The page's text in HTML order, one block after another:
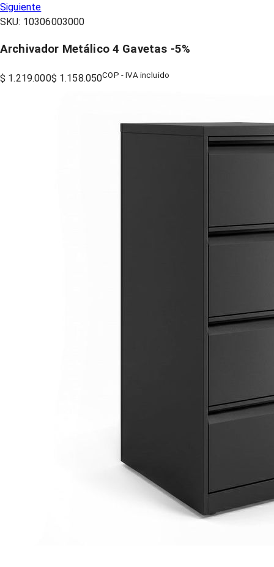
Siguiente
SKU: 10306003000
Archivador Metálico 4 Gavetas -5%
$ 1.219.000$ 1.158.050COP - IVA incluido